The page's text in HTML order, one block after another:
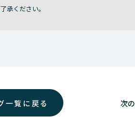
承ください。
一覧に戻る 次の